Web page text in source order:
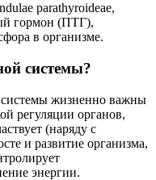
parathyroideae,
гормон (ПТГ),
в организме.
системы?
жизненно важны
регуляции органов,
(наряду с
и развитие организма,
энергии.